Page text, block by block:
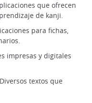
que ofrecen
de kanji.
para fichas,
impresas y digitales
textos que